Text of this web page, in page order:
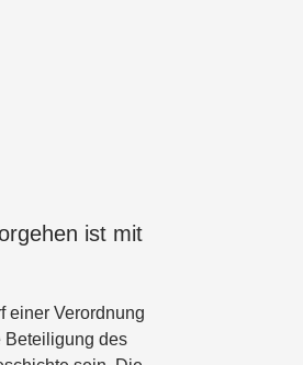
ist mit
einer Verordnung
Beteiligung des